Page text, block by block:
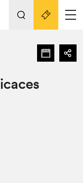
Nos activités